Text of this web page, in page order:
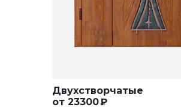
Двухстворчатые
от 23300₽